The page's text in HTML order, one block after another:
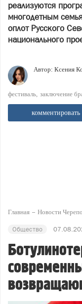
реализуются
многодетным
оплот Русского
национального
Автор: Ксения
фестиваль заключение
комментировать
Главная Новости
Общество